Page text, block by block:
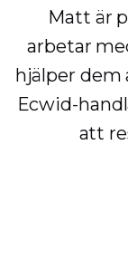
Matt är
arbetar
hjälper
Ecwid-
att